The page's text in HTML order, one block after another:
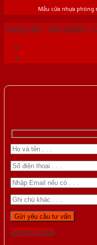
Mẫu cửa nhựa phòng
Trang chủ /Sản phẩm /
Gọi 0976.169.864